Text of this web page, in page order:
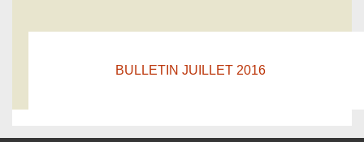
BULLETIN JUILLET 2016